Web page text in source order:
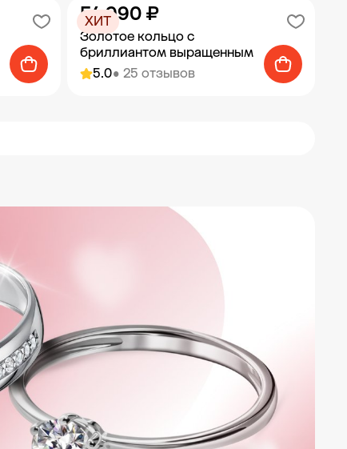
5.0• 25 отзывов
Золотое кольцо с
бриллиантом выращенным
54 990 ₽
ХИТ